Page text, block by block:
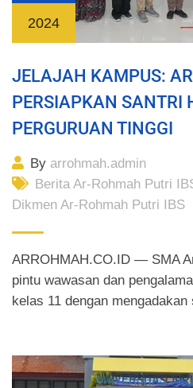
2024
JELAJAH KAMPUS:
PERSIAPKAN SANTRI
PERGURUAN TINGGI
By arrohmah.admin
Berita Ar-Rohmah Putri
Dikmen Ar-Rohmah Putri IBS
ARROHMAH.CO.ID — SMA
pintu wawasan dan
kelas 11 dengan